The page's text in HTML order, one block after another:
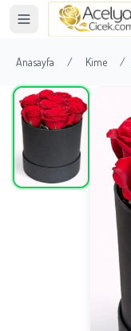
Anasayfa / Kime /